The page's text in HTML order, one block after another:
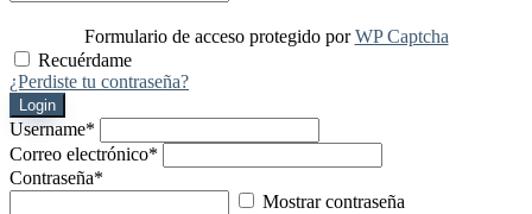
Formulario de acceso protegido porWP Captcha
Recuérdame
¿Perdiste tu contraseña?
Login
Username*
Correo electrónico*
Contraseña*
Mostrar contraseña